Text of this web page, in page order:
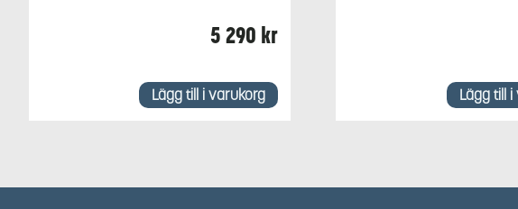
5 290 kr
Lägg till i varukorg Lägg till